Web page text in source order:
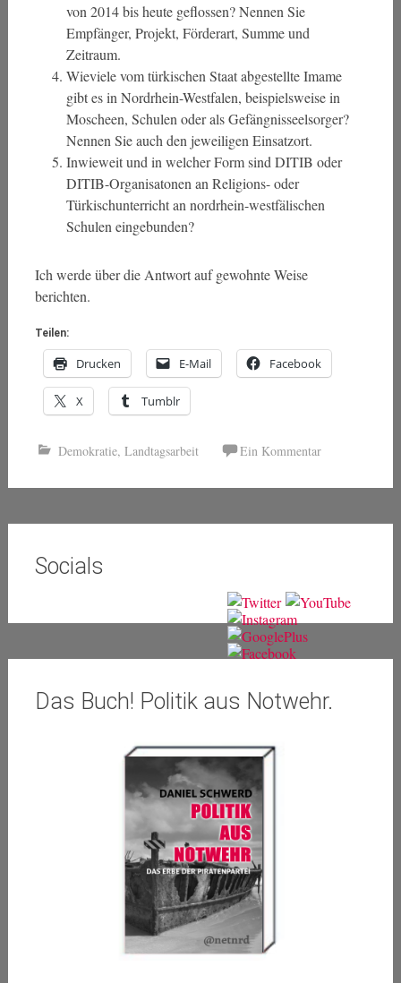
von 2014 bis heute geflossen? Nennen Sie
Empfänger, Projekt, Förderart, Summe und
Zeitraum.
Wieviele vom türkischen Staat abgestellte Imame
gibt es in Nordrhein-Westfalen, beispielsweise in
Moscheen, Schulen oder als Gefängnisseelsorger?
Nennen Sie auch den jeweiligen Einsatzort.
Inwieweit und in welcher Form sind DITIB oder
DITIB-Organisatonen an Religions- oder
Türkischunterricht an nordrhein-westfälischen
Schulen eingebunden?
Ich werde über die Antwort auf gewohnte Weise
berichten.
Teilen:
Drucken E-Mail Facebook
X Tumblr
Demokratie, Landtagsarbeit Ein Kommentar
Socials
Das Buch! Politik aus Notwehr.